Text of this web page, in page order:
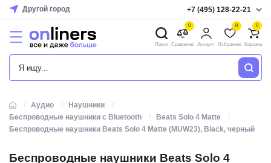
Другой город +7 (495) 128-22-21
КАТАЛОГ
Поиск
0
Сравнение Аккаунт
0
Избранное
0
Корзина
Аудио
Наушники
Беспроводные наушники с Bluetooth
Beats Solo 4 Matte
Беспроводные наушники Beats Solo 4 Matte (MUW23), Black, черный
Беспроводные наушники Beats Solo 4